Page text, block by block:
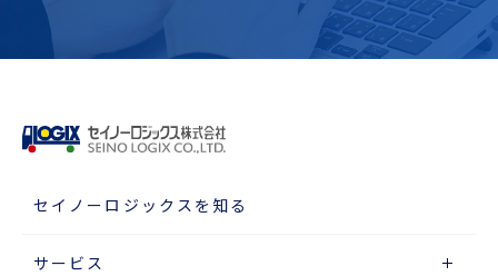
セイノーロジックスを知る
サービス